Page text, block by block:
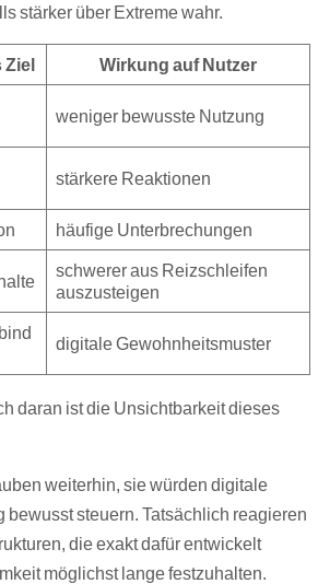
stärker über Extreme wahr.
Ziel
Wirkung auf Nutzer
weniger bewusste Nutzung
stärkere Reaktionen
häufige Unterbrechungen
schwerer aus Reizschleifen
auszusteigen
digitale Gewohnheitsmuster
daran ist die Unsichtbarkeit dieses
weiterhin, sie würden digitale
bewusst steuern. Tatsächlich reagieren
die exakt dafür entwickelt
möglichst lange festzuhalten.